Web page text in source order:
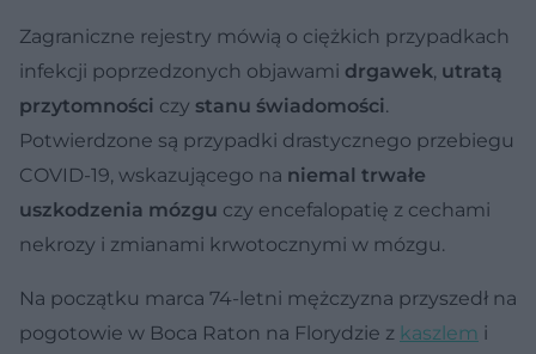
Zagraniczne rejestry mówią o ciężkich przypadkach
infekcji poprzedzonych objawami drgawek, utratą
przytomności czy stanu świadomości.
Potwierdzone są przypadki drastycznego przebiegu
COVID-19, wskazującego na niemal trwałe
uszkodzenia mózgu czy encefalopatię z cechami
nekrozy i zmianami krwotocznymi w mózgu.
Na początku marca 74-letni mężczyzna przyszedł na
pogotowie w Boca Raton na Florydzie z kaszlem i